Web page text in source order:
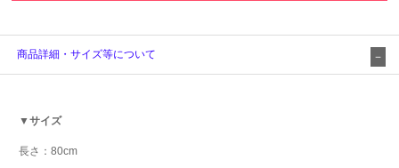
商品詳細・サイズ等について
▼サイズ
長さ：80cm